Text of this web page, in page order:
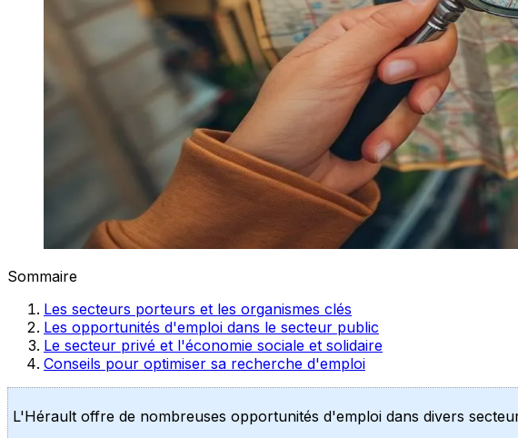
Sommaire
Les secteurs porteurs et les organismes clés
Les opportunités d'emploi dans le secteur public
Le secteur privé et l'économie sociale et solidaire
Conseils pour optimiser sa recherche d'emploi
L'Hérault offre de nombreuses opportunités d'emploi dans divers